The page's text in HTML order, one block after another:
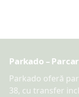
Parkado –
Parkado oferă
38, cu transfer